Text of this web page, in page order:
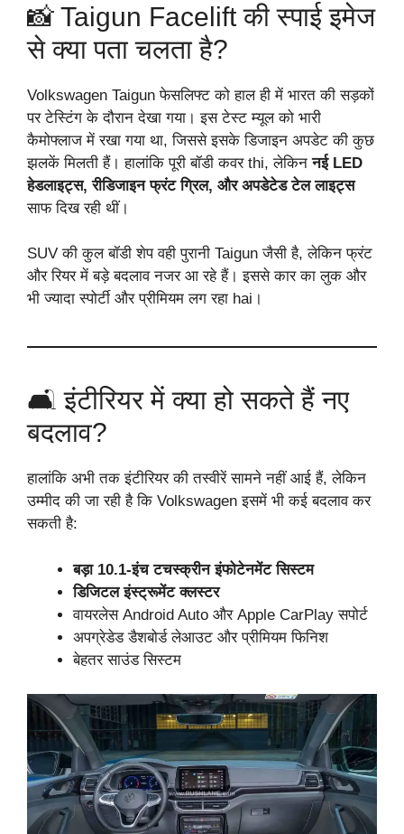
📸 Taigun Facelift की स्पाई इमेज
से क्या पता चलता है?
Volkswagen Taigun फेसलिफ्ट को हाल ही में भारत की सड़कों
पर टेस्टिंग के दौरान देखा गया। इस टेस्ट म्यूल को भारी
कैमोफ्लाज में रखा गया था, जिससे इसके डिजाइन अपडेट की कुछ
झलकें मिलती हैं। हालांकि पूरी बॉडी कवर thi, लेकिननई LED
हेडलाइट्स, रीडिजाइन फ्रंट ग्रिल, और अपडेटेड टेल लाइट्स
साफ दिख रही थीं।
SUV की कुल बॉडी शेप वही पुरानी Taigun जैसी है, लेकिन फ्रंट
और रियर में बड़े बदलाव नजर आ रहे हैं। इससे कार का लुक और
भी ज्यादा स्पोर्टी और प्रीमियम लग रहा hai।
🛋️ इंटीरियर में क्या हो सकते हैं नए
बदलाव?
हालांकि अभी तक इंटीरियर की तस्वीरें सामने नहीं आई हैं, लेकिन
उम्मीद की जा रही है कि Volkswagen इसमें भी कई बदलाव कर
सकती है:
बड़ा 10.1-इंच टचस्क्रीन इंफोटेनमेंट सिस्टम
डिजिटल इंस्ट्रूमेंट क्लस्टर
वायरलेस Android Auto और Apple CarPlay सपोर्ट
अपग्रेडेड डैशबोर्ड लेआउट और प्रीमियम फिनिश
बेहतर साउंड सिस्टम